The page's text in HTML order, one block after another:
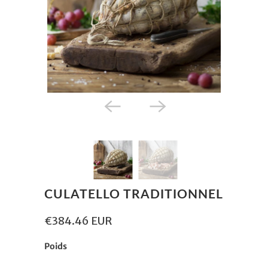
CULATELLO TRADITIONNEL
€384.46 EUR
Poids